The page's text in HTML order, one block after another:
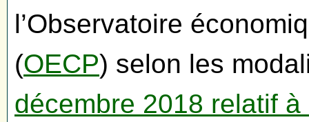
l’Observatoire
(OECP) selon les
décembre 2018 relatif